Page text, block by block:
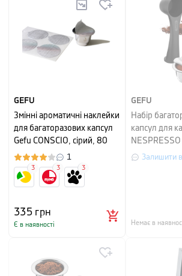
GEFU
Змінні ароматичні наклейки
для багаторазових капсул
Gefu CONSCIO, сірий, 80
штук
1
335грн
Є в наявності
3 3 3
GEFU
Набір
капсул для
NESPRESSO
CONSCIO, 2
Залишити
Немає в